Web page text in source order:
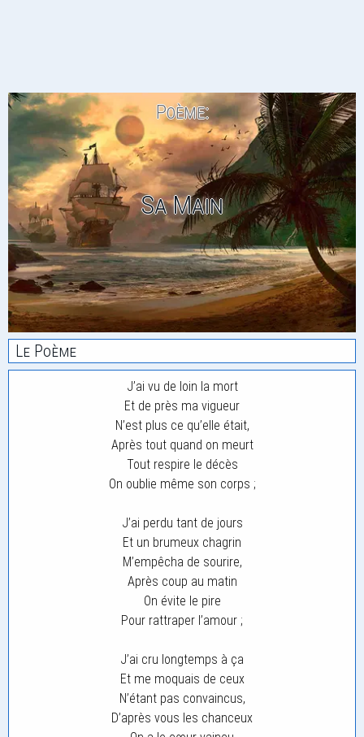
Poème:
Sa Main
Le Poème
J’ai vu de loin la mort
Et de près ma vigueur
N’est plus ce qu’elle était,
Après tout quand on meurt
Tout respire le décès
On oublie même son corps ;
J’ai perdu tant de jours
Et un brumeux chagrin
M’empêcha de sourire,
Après coup au matin
On évite le pire
Pour rattraper l’amour ;
J’ai cru longtemps à ça
Et me moquais de ceux
N’étant pas convaincus,
D’après vous les chanceux